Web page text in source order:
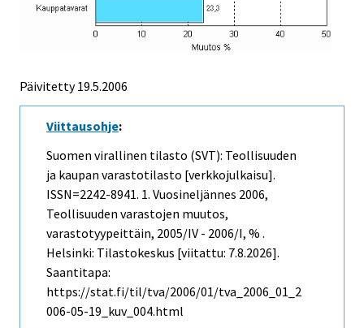
Päivitetty19.5.2006
Viittausohje:
Suomen virallinen tilasto (SVT): Teollisuuden
ja kaupan varastotilasto [verkkojulkaisu].
ISSN=2242-8941. 1. Vuosineljännes 2006,
Teollisuuden varastojen muutos,
varastotyypeittäin, 2005/IV - 2006/I, % .
Helsinki: Tilastokeskus [viitattu: 7.8.2026].
Saantitapa:
https://stat.fi/til/tva/2006/01/tva_2006_01_2
006-05-19_kuv_004.html